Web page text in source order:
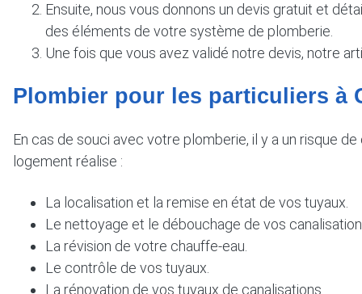
Ensuite, nous vous donnons un devis gratuit et
des éléments de votre système de plomberie.
Une fois que vous avez validé notre devis, notre
Plombier pour les particuliers à
En cas de souci avec votre plomberie, il y a un risque
logement réalise :
La localisation et la remise en état de vos tuyaux.
Le nettoyage et le débouchage de vos
La révision de votre chauffe-eau.
Le contrôle de vos tuyaux.
La rénovation de vos tuyaux de canalisations.